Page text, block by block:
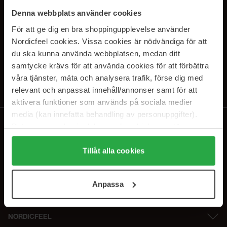
Denna webbplats använder cookies
För att ge dig en bra shoppingupplevelse använder
Nordicfeel cookies. Vissa cookies är nödvändiga för att
du ska kunna använda webbplatsen, medan ditt
samtycke krävs för att använda cookies för att förbättra
våra tjänster, mäta och analysera trafik, förse dig med
relevant och anpassat innehåll/annonser samt för att
aktivera funktioner som används på sociala medier
media (kan innefatta behandling av personuppgifter).
Genom att trycka på "Tillåt alla cookies" accepterar du
alla cookies, medan du under "Detaljer" kan anpassa
användningen av cookies. Du kan när som helst återkalla
samt vår Integritetspolicy.
Tillåt alla cookies
Anpassa
PRENUMERERA PÅ VÅRA
NYHETSBREV
E-postadress
Genom att prenumerera accepterar du vårIntegritetspolicy.
NORDICFEEL